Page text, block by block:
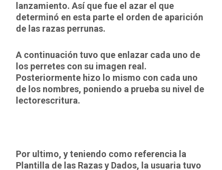
lanzamiento. Así que fue el azar el que
determinó en esta parte el orden de aparición
de las razas perrunas.
A continuación tuvo que enlazar cada uno de
los perretes con su imagen real.
Posteriormente hizo lo mismo con cada uno
de los nombres, poniendo a prueba su nivel de
lectorescritura.
Por ultimo, y teniendo como referencia la
Plantilla de las Razas y Dados, la usuaria tuvo